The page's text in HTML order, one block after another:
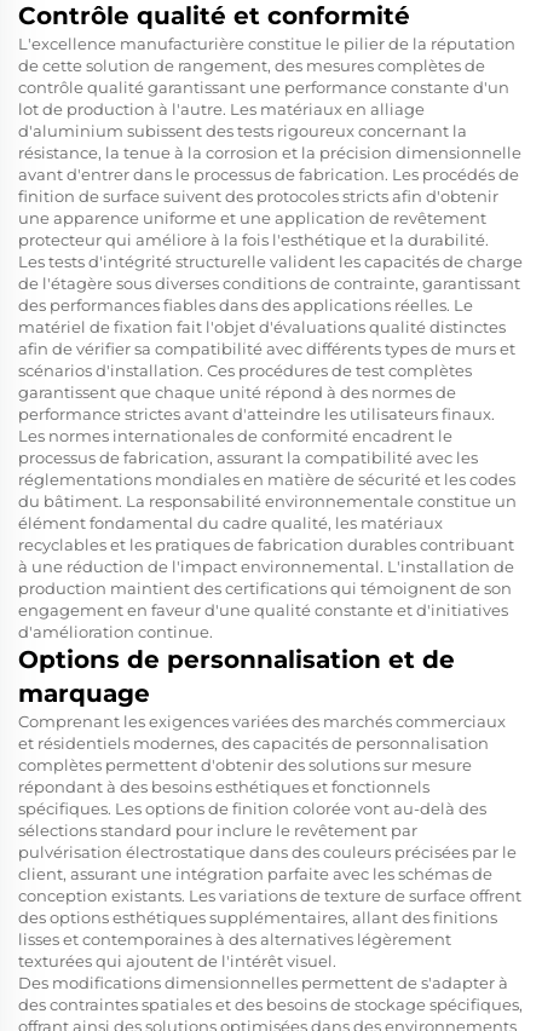
Contrôle qualité et conformité
L'excellence manufacturière constitue le pilier de la réputation
de cette solution de rangement, des mesures complètes de
contrôle qualité garantissant une performance constante d'un
lot de production à l'autre. Les matériaux en alliage
d'aluminium subissent des tests rigoureux concernant la
résistance, la tenue à la corrosion et la précision dimensionnelle
avant d'entrer dans le processus de fabrication. Les procédés de
finition de surface suivent des protocoles stricts afin d'obtenir
une apparence uniforme et une application de revêtement
protecteur qui améliore à la fois l'esthétique et la durabilité.
Les tests d'intégrité structurelle valident les capacités de charge
de l'étagère sous diverses conditions de contrainte, garantissant
des performances fiables dans des applications réelles. Le
matériel de fixation fait l'objet d'évaluations qualité distinctes
afin de vérifier sa compatibilité avec différents types de murs et
scénarios d'installation. Ces procédures de test complètes
garantissent que chaque unité répond à des normes de
performance strictes avant d'atteindre les utilisateurs finaux.
Les normes internationales de conformité encadrent le
processus de fabrication, assurant la compatibilité avec les
réglementations mondiales en matière de sécurité et les codes
du bâtiment. La responsabilité environnementale constitue un
élément fondamental du cadre qualité, les matériaux
recyclables et les pratiques de fabrication durables contribuant
à une réduction de l'impact environnemental. L'installation de
production maintient des certifications qui témoignent de son
engagement en faveur d'une qualité constante et d'initiatives
d'amélioration continue.
Options de personnalisation et de
marquage
Comprenant les exigences variées des marchés commerciaux
et résidentiels modernes, des capacités de personnalisation
complètes permettent d'obtenir des solutions sur mesure
répondant à des besoins esthétiques et fonctionnels
spécifiques. Les options de finition colorée vont au-delà des
sélections standard pour inclure le revêtement par
pulvérisation électrostatique dans des couleurs précisées par le
client, assurant une intégration parfaite avec les schémas de
conception existants. Les variations de texture de surface offrent
des options esthétiques supplémentaires, allant des finitions
lisses et contemporaines à des alternatives légèrement
texturées qui ajoutent de l'intérêt visuel.
Des modifications dimensionnelles permettent de s'adapter à
des contraintes spatiales et des besoins de stockage spécifiques,
offrant ainsi des solutions optimisées dans des environnements